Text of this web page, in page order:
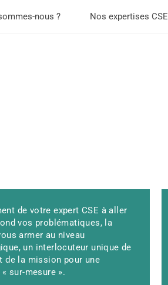
nous ? Nos expertises CSE
de votre expert CSE à aller
vos problématiques, la
armer au niveau
un interlocuteur unique de
de la mission pour une
sur-mesure ».